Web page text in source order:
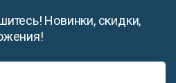
Новинки, скидки,